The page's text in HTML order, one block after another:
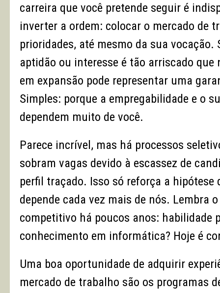
carreira que você pretende seguir é
inverter a ordem: colocar o mercado de
prioridades, até mesmo da sua
aptidão ou interesse é tão arriscado que
em expansão pode representar uma
Simples: porque a empregabilidade e o
dependem muito de você.
Parece incrível, mas há processos
sobram vagas devido à escassez de
perfil traçado. Isso só reforça a hipótese
depende cada vez mais de nós. Lembra
competitivo há poucos anos: habilidade
conhecimento em informática? Hoje é
Uma boa oportunidade de adquirir
mercado de trabalho são os programas